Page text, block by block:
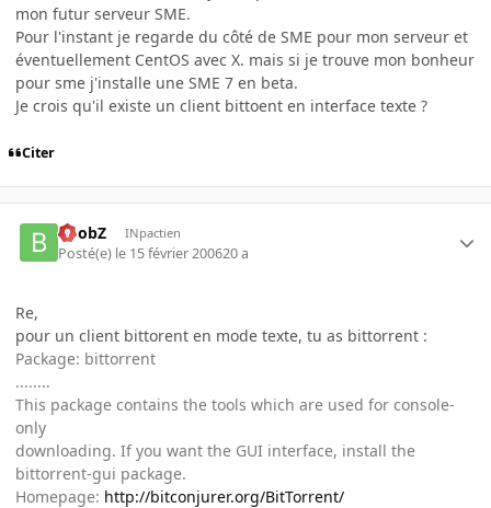
mon futur serveur SME.
Pour l'instant je regarde du côté de SME pour mon serveur et
éventuellement CentOS avec X. mais si je trouve mon bonheur
pour sme j'installe une SME 7 en beta.
Je crois qu'il existe un client bittoent en interface texte ?
Citer
BoobZ INpactien
Posté(e) le 15 février 200620 a
Re,
pour un client bittorent en mode texte, tu as bittorrent :
Package: bittorrent
........
This package contains the tools which are used for console-
only
downloading. If you want the GUI interface, install the
bittorrent-gui package.
Homepage: http://bitconjurer.org/BitTorrent/